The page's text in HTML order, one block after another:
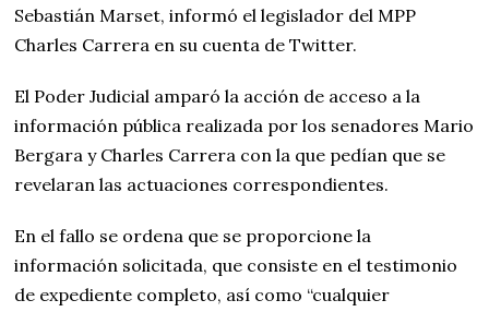
Sebastián Marset, informó el legislador del MPP
Charles Carrera en su cuenta de Twitter.
El Poder Judicial amparó la acción de acceso a la
información pública realizada por los senadores Mario
Bergara y Charles Carrera con la que pedían que se
revelaran las actuaciones correspondientes.
En el fallo se ordena que se proporcione la
información solicitada, que consiste en el testimonio
de expediente completo, así como “cualquier